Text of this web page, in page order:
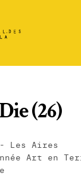
Die (26)
Les Aires
Art en